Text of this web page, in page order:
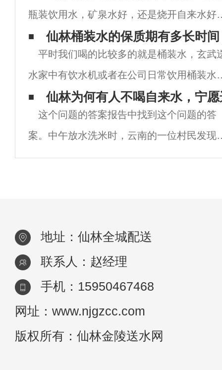
瓶装饮用水，矿泉水好，还是烧开自来水好
水是身体不可缺少的。人们常说五天不能吃
但不能喝水。从这句话中，我们可以知道水
我们来说是多么重
仙林桶装水的保质期有多长时
平时我们喝的比较多的就是桶装水，玄武
水家中有饮水机或者在公司日常饮用桶装水
人要注意，桶装水如果没有开封，保质期一
为三个月左右，如果是开封之后，那么桶装
的保质期只有15天左右，但是最好是尽快喝
仙林为何有人不喝自来水，宁
这个问题的答案报告中找到这个问题的答
案。中午放水洗米时，云南的一位村民发现
水从自来水管里流出，这种现象没有得到缓
地址：仙林全城配送
联系人：赵经理
手机：15950467468
网址：www.njgzcc.com
版权所有：仙林金陵送水网